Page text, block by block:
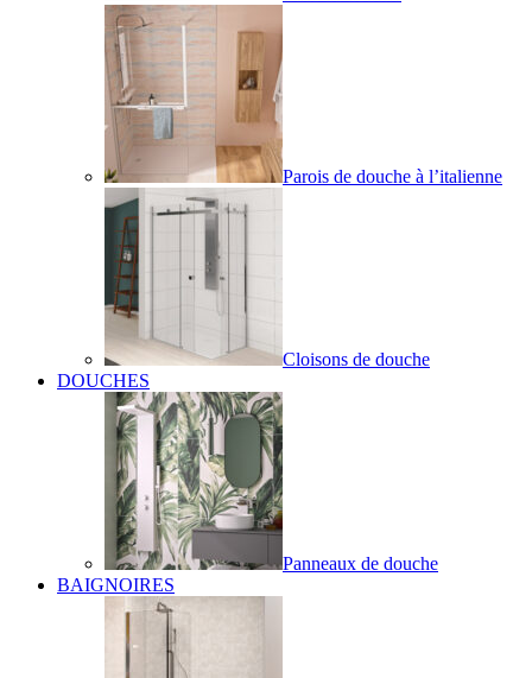
Parois de douche à l’italienne
Cloisons de douche
DOUCHES
Panneaux de douche
BAIGNOIRES